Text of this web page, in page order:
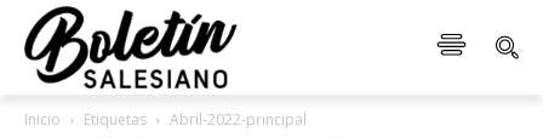
Inicio Etiquetas Abril-2022-principal